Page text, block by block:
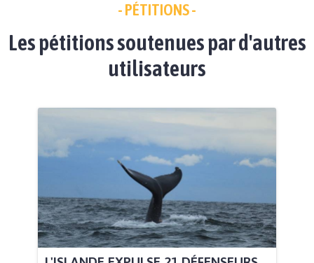
- PÉTITIONS -
Les pétitions soutenues par d'autres
utilisateurs